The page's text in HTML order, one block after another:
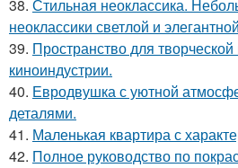
38. Стильная неоклассика.
неоклассики светлой и
39. Пространство для
киноиндустрии.
40. Евродвушка с уютной
деталями.
41. Маленькая квартира с
42. Полное руководство по